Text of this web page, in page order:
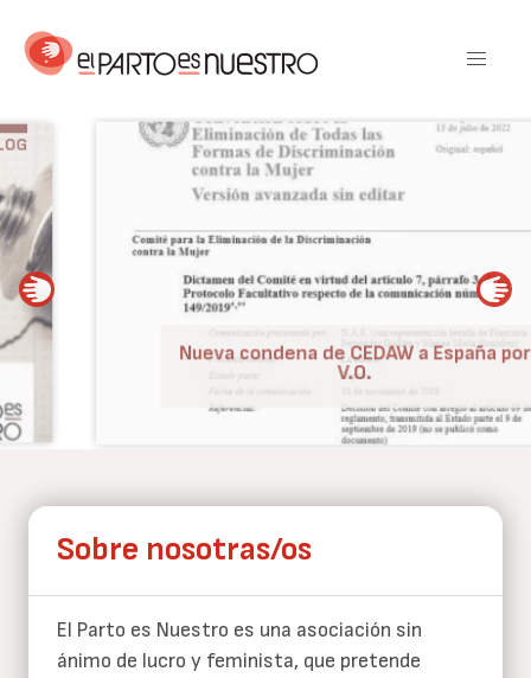
contenido
Nueva condena de CEDAW a España por
BLOG
Sobre nosotras/os
El Parto es Nuestro es una asociación sin
ánimo de lucro y feminista, que pretende